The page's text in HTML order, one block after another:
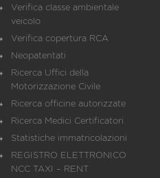
Verifica classe ambientale
veicolo
Verifica copertura RCA
Neopatentati
Ricerca Uffici della
Motorizzazione Civile
Ricerca officine autorizzate
Ricerca Medici Certificatori
Statistiche immatricolazioni
REGISTRO ELETTRONICO
NCC TAXI – RENT